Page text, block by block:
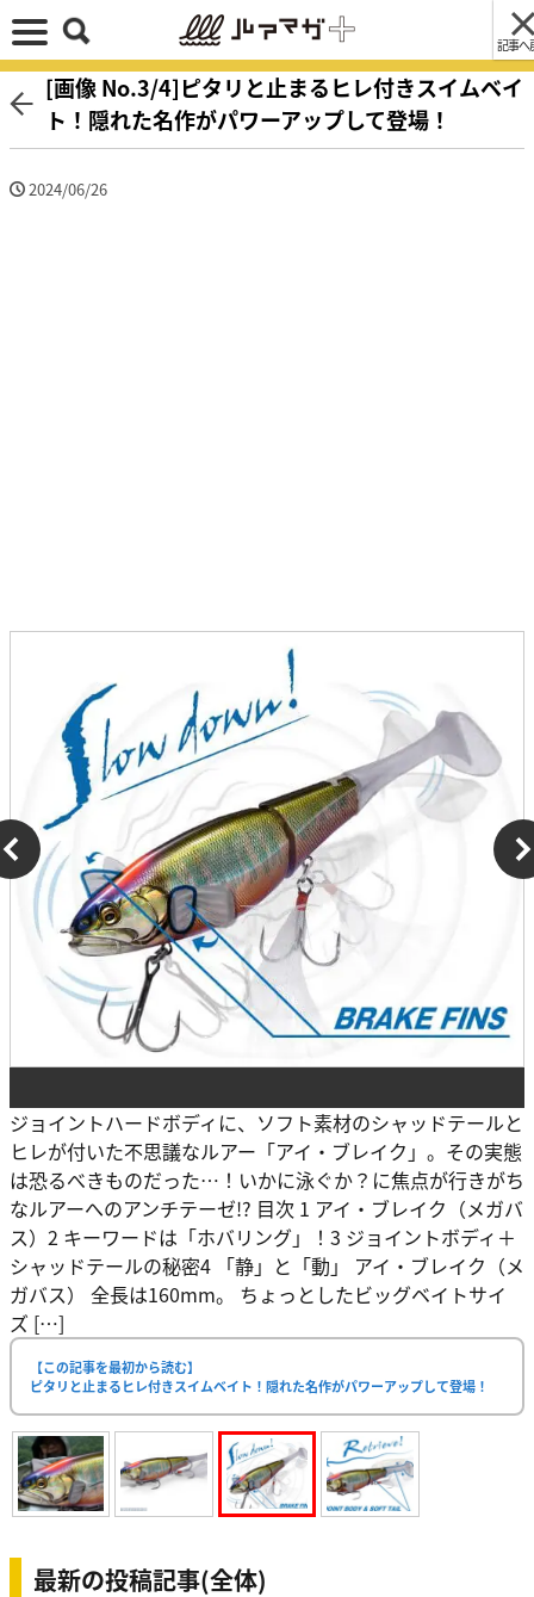
記事へ
[画像 No.3/4]ピタリと止まるヒレ付きスイムベイ
ト！隠れた名作がパワーアップして登場！
2024/06/26
ジョイントハードボディに、ソフト素材のシャッドテールと
ヒレが付いた不思議なルアー「アイ・ブレイク」。その実態
は恐るべきものだった…！いかに泳ぐか？に焦点が行きがち
なルアーへのアンチテーゼ!? 目次 1 アイ・ブレイク（メガバ
ス）2 キーワードは「ホバリング」！3 ジョイントボディ＋
シャッドテールの秘密4 「静」と「動」 アイ・ブレイク（メ
ガバス） 全長は160mm。 ちょっとしたビッグベイトサイ
ズ […]
【この記事を最初から読む】
ピタリと止まるヒレ付きスイムベイト！隠れた名作がパワーアップして登場！
最新の投稿記事(全体)